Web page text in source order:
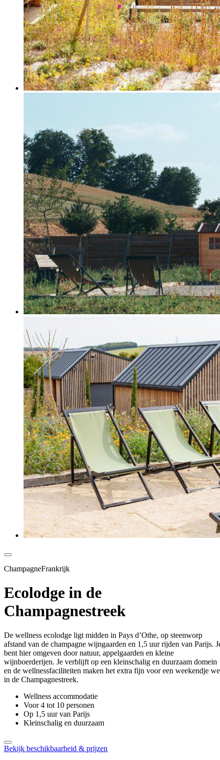
ChampagneFrankrijk
Ecolodge in de
Champagnestreek
De wellness ecolodge ligt midden in Pays d’Othe, op steenworp
afstand van de champagne wijngaarden en 1,5 uur rijden van Parijs.
bent hier omgeven door natuur, appelgaarden en kleine
wijnboerderijen. Je verblijft op een kleinschalig en duurzaam domein
en de wellnessfaciliteiten maken het extra fijn voor een weekendje
in de Champagnestreek.
Wellness accommodatie
Voor 4 tot 10 personen
Op 1,5 uur van Parijs
Kleinschalig en duurzaam
Bekijk beschikbaarheid & prijzen